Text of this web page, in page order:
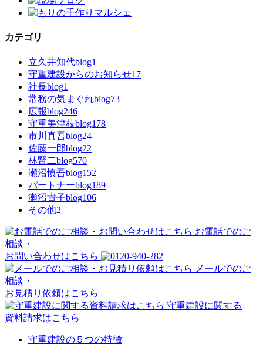
カテゴリ
立久井知代blog1
守重建設からのお知らせ17
社長blog1
常務の気まぐれblog73
広報blog246
守重美津枝blog178
市川真吾blog24
佐藤一郎blog22
林賢二blog570
瀬沼慎吾blog152
パートナーblog189
瀬沼貴子blog106
その他2
お電話でのご
相談・
お問い合わせはこちら
メールでのご
相談・
お見積り依頼はこちら
守重建設に関する
資料請求はこちら
守重建設の５つの特徴